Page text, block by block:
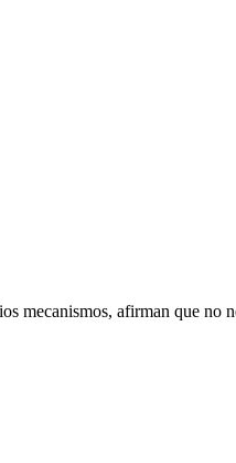
mecanismos, afirman que no